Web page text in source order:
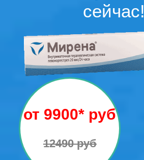
сейчас!
от 9900* руб
12490 руб